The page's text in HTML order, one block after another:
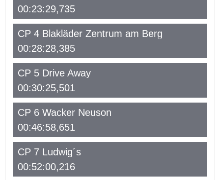
00:23:29,735
CP 4 Blakläder Zentrum am Berg
00:28:28,385
CP 5 Drive Away
00:30:25,501
CP 6 Wacker Neuson
00:46:58,651
CP 7 Ludwig´s
00:52:00,216